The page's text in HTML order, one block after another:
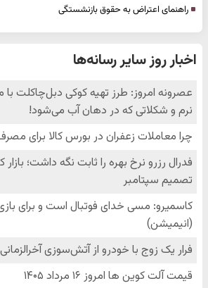
راهنمای اعتراض به حقوق بازنشستگی